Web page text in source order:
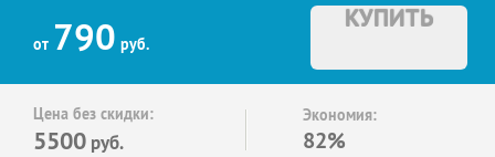
от 790 руб.
КУПИТЬ
Цена без скидки:
5500 руб.
Экономия:
82%